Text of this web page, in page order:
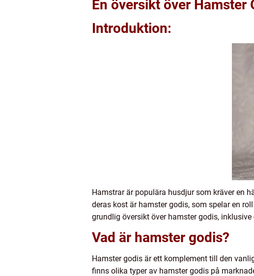
En översikt över Hamster
Introduktion:
Hamstrar är populära husdjur som kräver en
deras kost är hamster godis, som spelar en
grundlig översikt över hamster godis,
Vad är hamster godis?
Hamster godis är ett komplement till den
finns olika typer av hamster godis på